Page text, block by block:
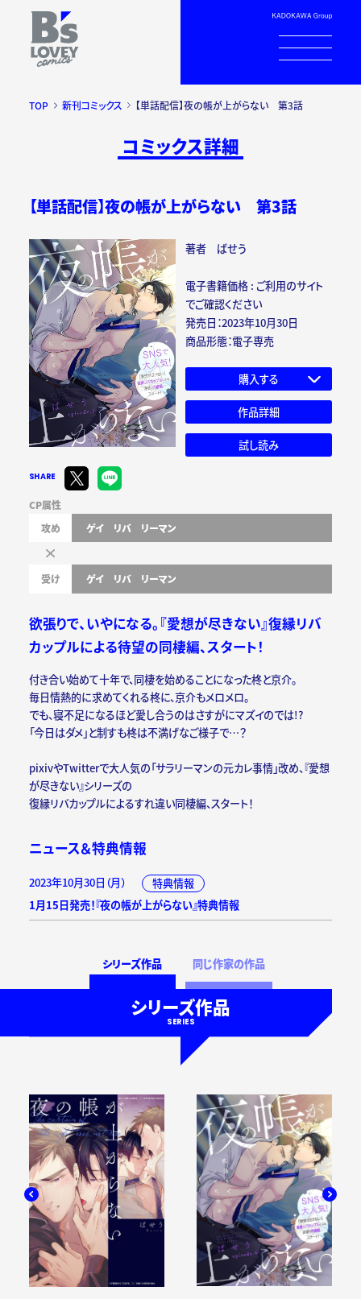
TOP 新刊コミックス 【単話配信】夜の帳が上がらない 第3話
コミックス詳細
【単話配信】夜の帳が上がらない 第3話
著者 ばせう
電子書籍価格 : ご利用のサイト
でご確認ください
発売日：2023年10月30日
商品形態：電子専売
購入する
作品詳細
試し読み
SHARE
CP属性
攻め
ゲイ リバ リーマン
受け ゲイ リバ リーマン
欲張りで、いやになる。『愛想が尽きない』復縁リバ
カップルによる待望の同棲編、スタート！
付き合い始めて十年で、同棲を始めることになった柊と京介。
毎日情熱的に求めてくれる柊に、京介もメロメロ。
でも、寝不足になるほど愛し合うのはさすがにマズイのでは!?
「今日はダメ」と制すも柊は不満げなご様子で…？
pixivやTwitterで大人気の「サラリーマンの元カレ事情」改め、『愛想
が尽きない』シリーズの
復縁リバカップルによるすれ違い同棲編、スタート！
ニュース＆特典情報
2023年10月30日（月）
特典情報
1月15日発売！『夜の帳が上がらない』特典情報
シリーズ作品 同じ作家の作品
シリーズ作品
SERIES